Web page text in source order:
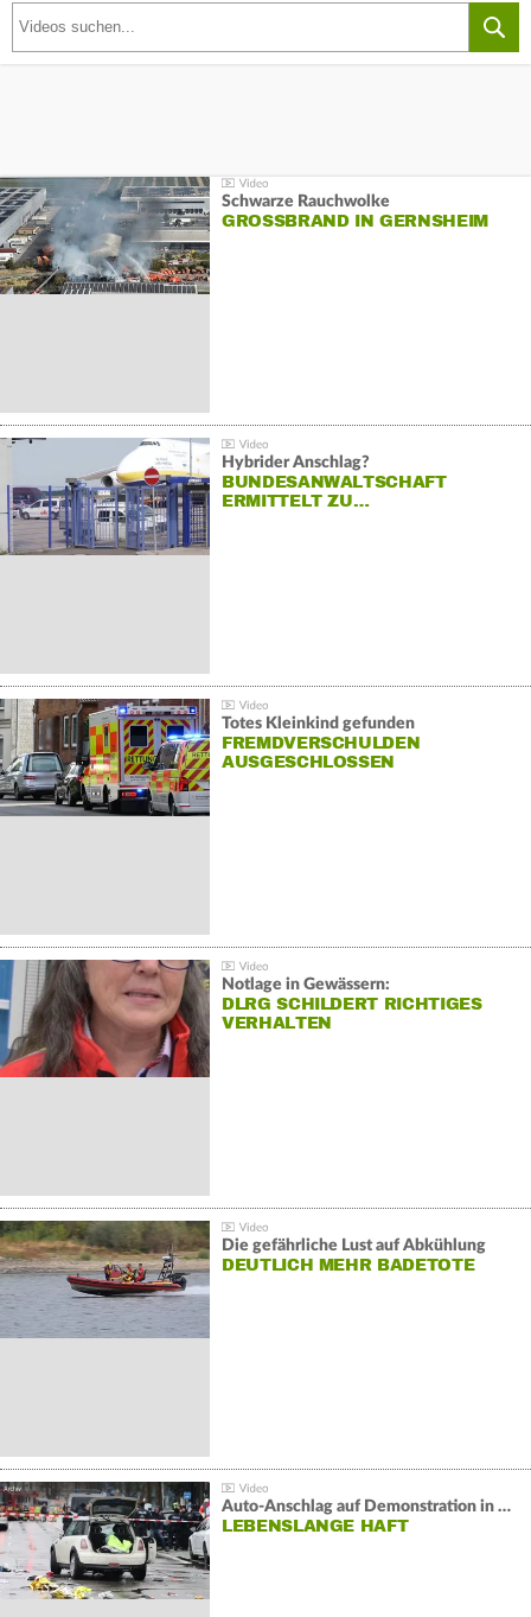
Schwarze Rauchwolke
GROSSBRAND IN GERNSHEIM
Hybrider Anschlag?
BUNDESANWALTSCHAFT
ERMITTELT ZU…
Totes Kleinkind gefunden
FREMDVERSCHULDEN
AUSGESCHLOSSEN
Notlage in Gewässern:
DLRG SCHILDERT RICHTIGES
VERHALTEN
Die gefährliche Lust auf Abkühlung
DEUTLICH MEHR BADETOTE
Auto-Anschlag auf Demonstration in München:
LEBENSLANGE HAFT